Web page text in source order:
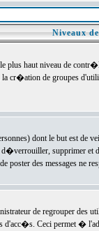
Niveaux
plus haut niveau de
cr�ation de groupes
dont le but est de
d�verrouiller, supprimer
poster des messages ne
de regrouper des
d'acc�s. Ceci permet